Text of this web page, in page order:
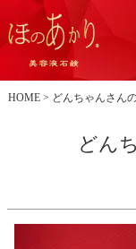
HOME どんちゃんさん
どん